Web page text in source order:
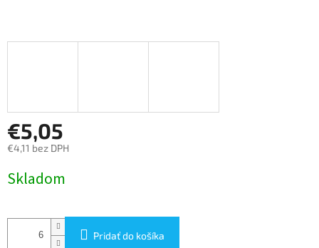
€5,05
€4,11 bez DPH
cena:
Skladom
Pridať do košíka